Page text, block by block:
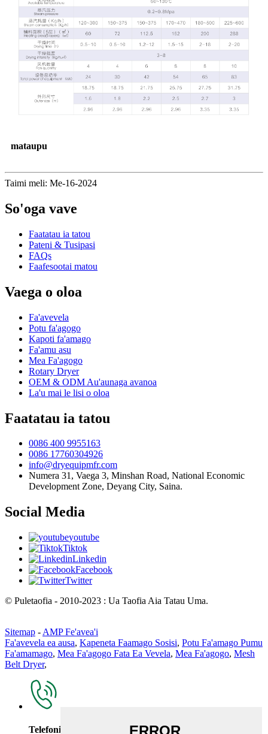
mataupu
Taimi meli: Me-16-2024
So'oga vave
Faatatau ia tatou
Pateni & Tusipasi
FAQs
Faafesootai matou
Vaega o oloa
Fa'avevela
Potu fa'agogo
Kapoti fa'amago
Fa'amu asu
Mea Fa'agogo
Rotary Dryer
OEM & ODM Au'aunaga avanoa
La'u mai le lisi o oloa
Faatatau ia tatou
0086 400 9955163
0086 17760304926
info@dryequipmfr.com
Numera 31, Vaega 3, Minshan Road, National Economic
Development Zone, Deyang City, Saina.
Social Media
youtube
Tiktok
Linkedin
Facebook
Twitter
© Puletaofia - 2010-2023 : Ua Taofia Aia Tatau Uma.
Sitemap - AMP Fe'avea'i
Fa'avevela ea ausa, Kapeneta Faamago Sosisi, Potu Fa'amago Pumu
Fa'amamago, Mea Fa'agogo Fata Ea Vevela, Mea Fa'agogo, Mesh
Belt Dryer,
Telefoni